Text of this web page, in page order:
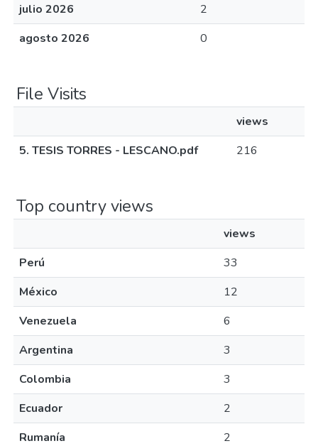
julio 2026
2
agosto 2026
0
File Visits
views
5. TESIS TORRES - LESCANO.pdf
216
Top country views
views
Perú
33
México
12
Venezuela
6
Argentina
3
Colombia
3
Ecuador
2
Rumanía
2